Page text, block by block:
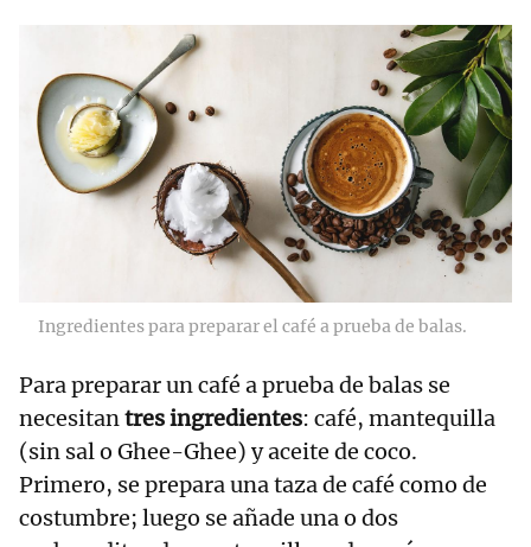
Ingredientes para preparar el café a prueba de balas.
Para preparar un café a prueba de balas se
necesitantres ingredientes: café, mantequilla
(sin sal o Ghee-Ghee) y aceite de coco.
Primero, se prepara una taza de café como de
costumbre; luego se añade una o dos